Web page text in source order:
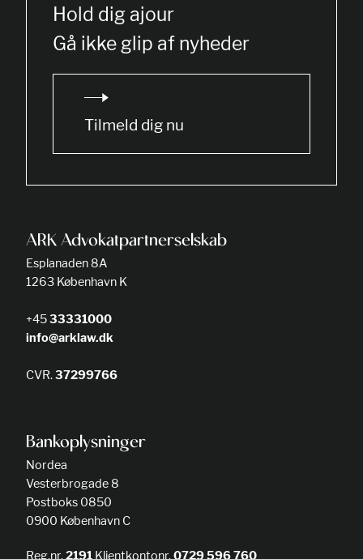
Hold dig ajour
Gå ikke glip af nyheder
Tilmeld dig nu
ARK Advokatpartnerselskab
Esplanaden 8A
1263 København K
+4533331000
info@arklaw.dk
CVR.37299766
Bankoplysninger
Nordea
Vesterbrogade 8
Postboks 0850
0900 København C
Reg.nr.2191 Klientkontonr.0729 596 760